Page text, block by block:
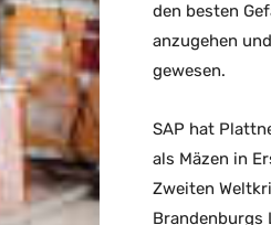
den besten
anzugehen
gewesen.
SAP hat
als Mäzen in
Zweiten